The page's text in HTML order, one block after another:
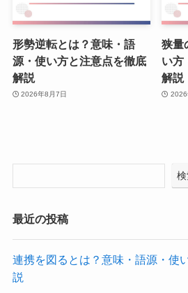
形勢逆転とは？意味・語
源・使い方と注意点を徹底
解説
2026年8月7日
狭量
い方
解説
2026
最近の投稿
連携を図るとは？意味・語源・使
説